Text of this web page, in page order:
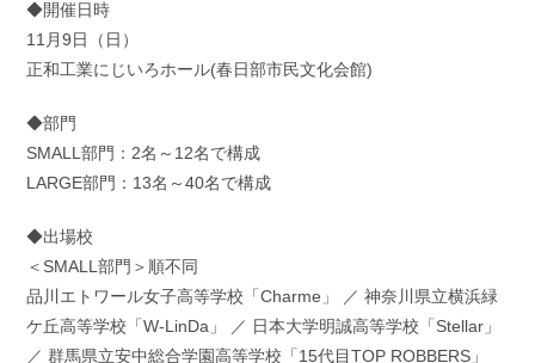
◆開催日時
11月9日（日）
正和工業にじいろホール(春日部市民文化会館)
◆部門
SMALL部門：2名～12名で構成
LARGE部門：13名～40名で構成
◆出場校
＜SMALL部門＞順不同
品川エトワール女子高等学校「Charme」 ／ 神奈川県立横浜緑
ケ丘高等学校「W-LinDa」 ／ 日本大学明誠高等学校「Stellar」
／ 群馬県立安中総合学園高等学校「15代目TOP ROBBERS」